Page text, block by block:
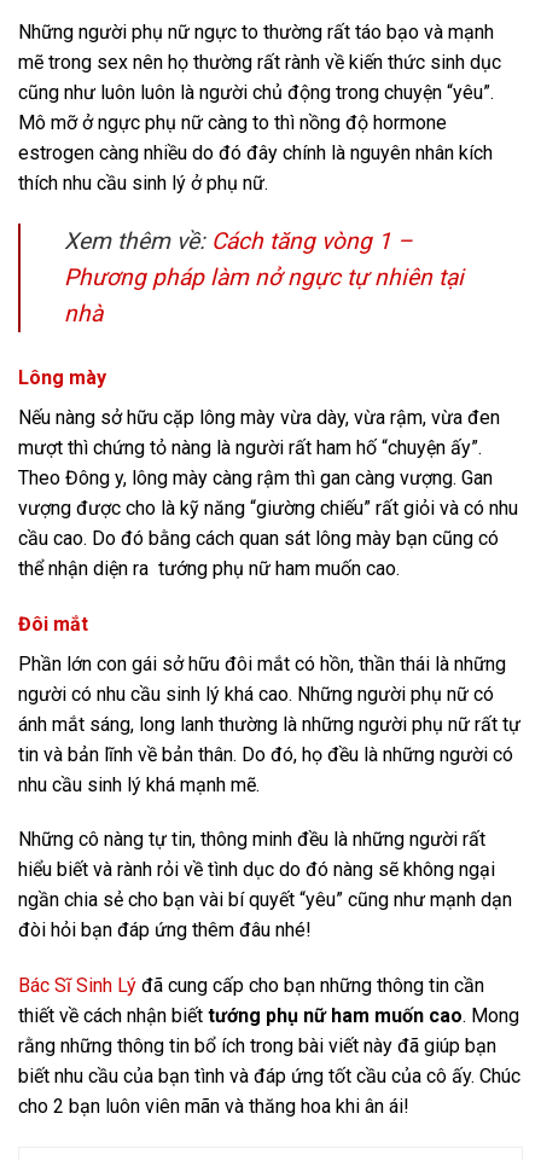
Những người phụ nữ ngực to thường rất táo bạo và mạnh
mẽ trong sex nên họ thường rất rành về kiến thức sinh dục
cũng như luôn luôn là người chủ động trong chuyện “yêu”.
Mô mỡ ở ngực phụ nữ càng to thì nồng độ hormone
estrogen càng nhiều do đó đây chính là nguyên nhân kích
thích nhu cầu sinh lý ở phụ nữ.
Xem thêm về: Cách tăng vòng 1 –
Phương pháp làm nở ngực tự nhiên tại
nhà
Lông mày
Nếu nàng sở hữu cặp lông mày vừa dày, vừa rậm, vừa đen
mượt thì chứng tỏ nàng là người rất ham hố “chuyện ấy”.
Theo Đông y, lông mày càng rậm thì gan càng vượng. Gan
vượng được cho là kỹ năng “giường chiếu” rất giỏi và có nhu
cầu cao. Do đó bằng cách quan sát lông mày bạn cũng có
thể nhận diện ra tướng phụ nữ ham muốn cao.
Đôi mắt
Phần lớn con gái sở hữu đôi mắt có hồn, thần thái là những
người có nhu cầu sinh lý khá cao. Những người phụ nữ có
ánh mắt sáng, long lanh thường là những người phụ nữ rất tự
tin và bản lĩnh về bản thân. Do đó, họ đều là những người có
nhu cầu sinh lý khá mạnh mẽ.
Những cô nàng tự tin, thông minh đều là những người rất
hiểu biết và rành rỏi về tình dục do đó nàng sẽ không ngại
ngần chia sẻ cho bạn vài bí quyết “yêu” cũng như mạnh dạn
đòi hỏi bạn đáp ứng thêm đâu nhé!
Bác Sĩ Sinh Lý đã cung cấp cho bạn những thông tin cần
thiết về cách nhận biết tướng phụ nữ ham muốn cao. Mong
rằng những thông tin bổ ích trong bài viết này đã giúp bạn
biết nhu cầu của bạn tình và đáp ứng tốt cầu của cô ấy. Chúc
cho 2 bạn luôn viên mãn và thăng hoa khi ân ái!